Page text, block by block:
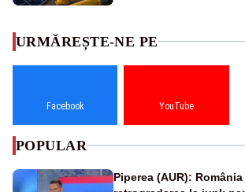
URMĂREȘTE-NE PE
Facebook YouTube
POPULAR
Piperea (AUR):